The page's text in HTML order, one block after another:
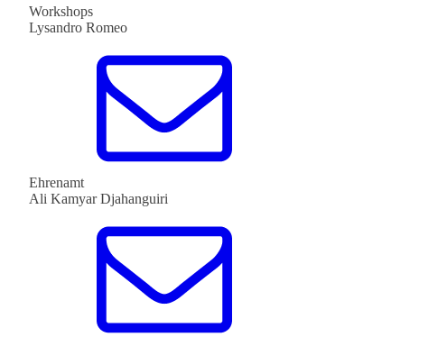
Workshops
Lysandro Romeo
Ehrenamt
Ali Kamyar Djahanguiri